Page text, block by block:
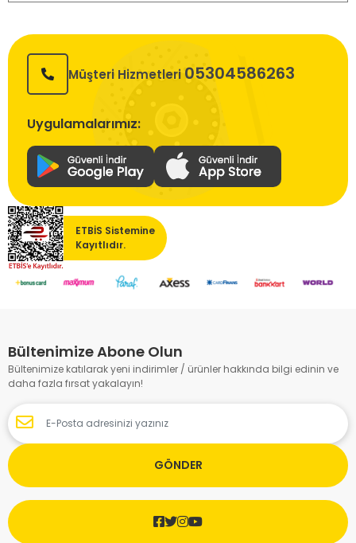
Müşteri Hizmetleri 05304586263
Uygulamalarımız:
ETBİS Sistemine
Kayıtlıdır.
Bültenimize Abone Olun
Bültenimize katılarak yeni indirimler / ürünler hakkında bilgi edinin ve
daha fazla fırsat yakalayın!
GÖNDER